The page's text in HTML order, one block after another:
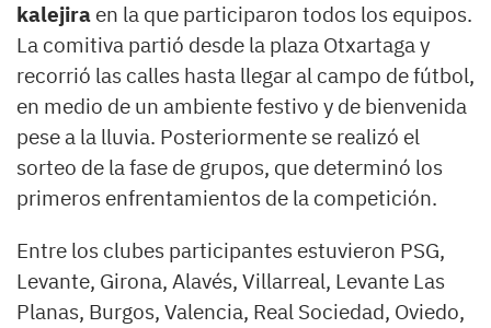
kalejira en la que participaron todos los equipos.
La comitiva partió desde la plaza Otxartaga y
recorrió las calles hasta llegar al campo de fútbol,
en medio de un ambiente festivo y de bienvenida
pese a la lluvia. Posteriormente se realizó el
sorteo de la fase de grupos, que determinó los
primeros enfrentamientos de la competición.
Entre los clubes participantes estuvieron PSG,
Levante, Girona, Alavés, Villarreal, Levante Las
Planas, Burgos, Valencia, Real Sociedad, Oviedo,